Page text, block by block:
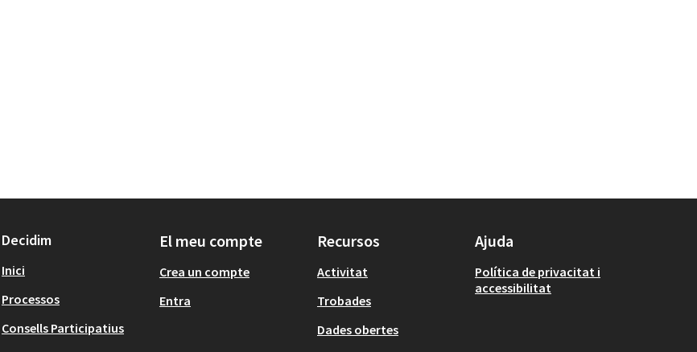
Decidim
Inici
Processos
Consells Participatius
El meu compte
Crea un compte
Entra
Recursos
Activitat
Trobades
Dades obertes
Ajuda
Política de privacitat i
accessibilitat